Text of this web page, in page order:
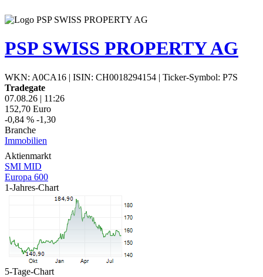
PSP SWISS PROPERTY AG
WKN: A0CA16 | ISIN: CH0018294154 | Ticker-Symbol: P7S
Tradegate
07.08.26 | 11:26
152,70 Euro
-0,84 % -1,30
Branche
Immobilien
Aktienmarkt
SMI MID
Europa 600
1-Jahres-Chart
5-Tage-Chart